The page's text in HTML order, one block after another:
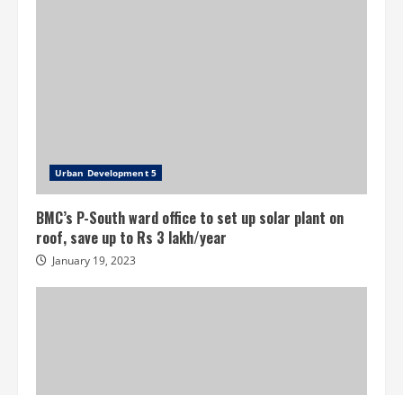
Urban Development 5
BMC’s P-South ward office to set up solar plant on
roof, save up to Rs 3 lakh/year
January 19, 2023